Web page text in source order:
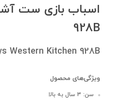
928B
Western Kitchen 928B
ویژگی‌های محصول
سن: 3 سال به بالا